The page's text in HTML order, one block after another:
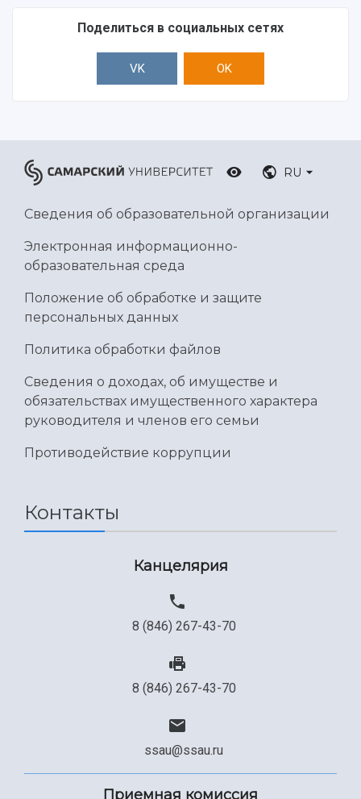
Поделиться в социальных сетях
VK OK
RU
Сведения об образовательной организации
Электронная информационно-
образовательная среда
Положение об обработке и защите
персональных данных
Политика обработки файлов
Сведения о доходах, об имуществе и
обязательствах имущественного характера
руководителя и членов его семьи
Противодействие коррупции
Контакты
Канцелярия
8 (846) 267-43-70
8 (846) 267-43-70
ssau@ssau.ru
Приемная комиссия